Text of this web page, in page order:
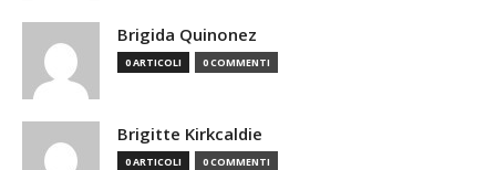
Brigida Quinonez
0 ARTICOLI 0 COMMENTI
Brigitte Kirkcaldie
0 ARTICOLI 0 COMMENTI